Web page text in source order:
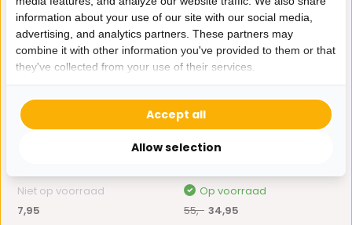
Voorraadpot Woody met
Een stijlvolle en praktische
Niet op voorraad
7,95
Glazen soepterrine
Deze glazen soepterrine is
Op voorraad
55,- 34,95
information about your use of our site with our social media,
advertising, and analytics partners. These partners may
combine it with other information you've provided to them or that
they've collected from your use of their services.
Allow selection
Accept all